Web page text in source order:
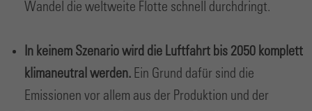
Wandel die weltweite Flotte schnell durchdringt.
In keinem Szenario wird die Luftfahrt bis 2050 komplett
klimaneutral werden. Ein Grund dafür sind die
Emissionen vor allem aus der Produktion und der